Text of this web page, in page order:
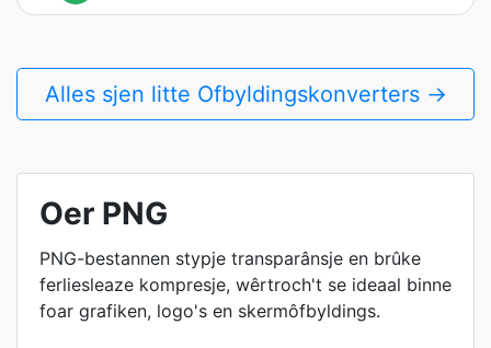
Alles sjen litte Ofbyldingskonverters →
Oer PNG
PNG-bestannen stypje transparânsje en brûke
ferliesleaze kompresje, wêrtroch't se ideaal binne
foar grafiken, logo's en skermôfbyldings.